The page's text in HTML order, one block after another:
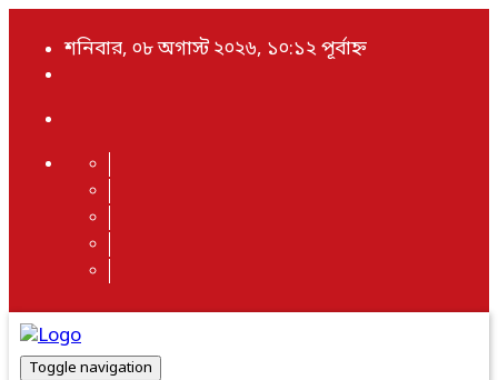
শনিবার, ০৮ অগাস্ট ২০২৬, ১০:১২ পূর্বাহ্ন
Toggle navigation